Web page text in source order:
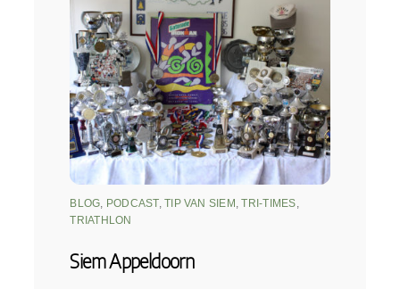
BLOG, PODCAST,TIP VAN SIEM ,TRI-TIMES,
TRIATHLON
Siem Appeldoorn